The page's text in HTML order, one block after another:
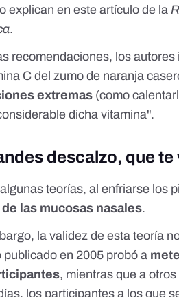
explican en este artículo de la
.
recomendaciones, los
C del zumo de naranja
extremas (como
dicha vitamina".
descalzo, que te
teorías, al enfriarse los
las mucosas nasales.
la validez de esta teoría
publicado en 2005 probó a
, mientras que a
los participantes a los que